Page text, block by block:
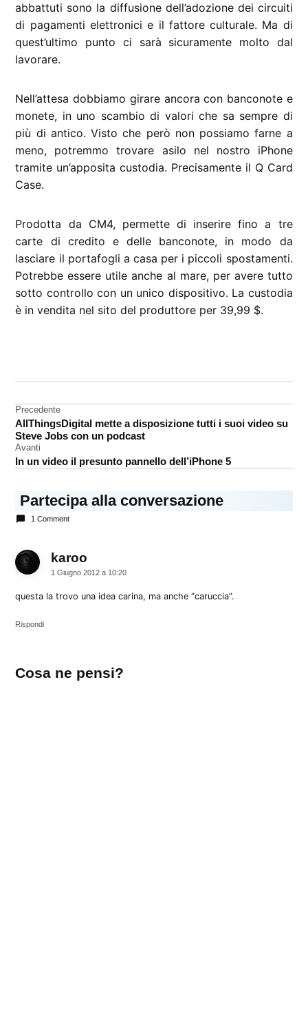
abbattuti sono la diffusione dell’adozione dei circuiti
di pagamenti elettronici e il fattore culturale. Ma di
quest’ultimo punto ci sarà sicuramente molto dal
lavorare.
Nell’attesa dobbiamo girare ancora con banconote e
monete, in uno scambio di valori che sa sempre di
più di antico. Visto che però non possiamo farne a
meno, potremmo trovare asilo nel nostro iPhone
tramite un’apposita custodia. Precisamente il Q Card
Case.
Prodotta da CM4, permette di inserire fino a tre
carte di credito e delle banconote, in modo da
lasciare il portafogli a casa per i piccoli spostamenti.
Potrebbe essere utile anche al mare, per avere tutto
sotto controllo con un unico dispositivo. La custodia
è in vendita nel sito del produttore per 39,99 $.
iPhone
Navigazione
articoli
Precedente
AllThingsDigital mette a disposizione tutti i suoi video su
Steve Jobs con un podcast
Avanti
In un video il presunto pannello dell’iPhone 5
Partecipa alla conversazione
1 Comment
karoo
1 Giugno 2012 a 10:20
questa la trovo una idea carina, ma anche “caruccia”.
Rispondi
un
Cosa ne pensi?